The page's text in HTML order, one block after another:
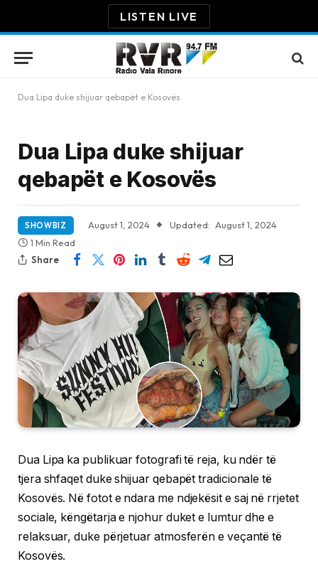
LISTEN LIVE
Dua Lipa duke shijuar qebapët e Kosovës
Dua Lipa duke shijuar
qebapët e Kosovës
SHOWBIZ August 1, 2024 Updated: August 1, 2024
1 Min Read
Share
Dua Lipa ka publikuar fotografi të reja, ku ndër të
tjera shfaqet duke shijuar qebapët tradicionale të
Kosovës. Në fotot e ndara me ndjekësit e saj në rrjetet
sociale, këngëtarja e njohur duket e lumtur dhe e
relaksuar, duke përjetuar atmosferën e veçantë të
Kosovës.